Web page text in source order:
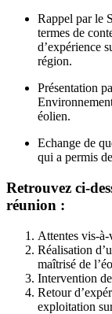
Rappel par le
termes de
d’expérience
région.
Présentation
éolien.
Echange de
qui a permis
Retrouvez ci-
réunion :
Attentes vis-à-
Réalisation
maîtrisé de
Intervention
Retour
exploitation